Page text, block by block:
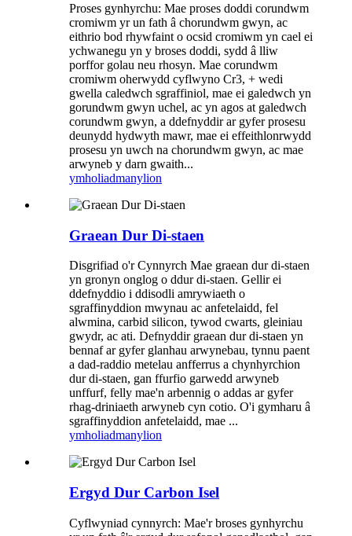
Proses gynhyrchu: Mae proses doddi corundwm
cromiwm yr un fath â chorundwm gwyn, ac
eithrio bod rhywfaint o ocsid cromiwm yn cael ei
ychwanegu yn y broses doddi, sydd â lliw
porffor golau neu rhosyn. Mae corundwm
cromiwm oherwydd cyflwyno Cr3, + wedi
gwella caledwch sgraffiniol, mae ei galedwch yn
gorundwm gwyn uchel, ac yn agos at galedwch
corundwm gwyn, a ddefnyddir ar gyfer prosesu
deunydd hydwyth mawr, mae ei effeithlonrwydd
prosesu yn uwch na chorundwm gwyn, ac mae
arwyneb y darn gwaith...
ymholiadmanylion
Graean Dur Di-staen
Disgrifiad o'r Cynnyrch Mae graean dur di-staen
yn gronyn onglog o ddur di-staen. Gellir ei
ddefnyddio i ddisodli amrywiaeth o
sgraffinyddion mwynau ac anfetelaidd, fel
alwmina, carbid silicon, tywod cwarts, gleiniau
gwydr, ac ati. Defnyddir graean dur di-staen yn
bennaf ar gyfer glanhau arwynebau, tynnu paent
a dad-raddio metelau anfferrus a chynhyrchion
dur di-staen, gan ffurfio garwedd arwyneb
unffurf, felly mae'n arbennig o addas ar gyfer
rhag-driniaeth arwyneb cyn cotio. O'i gymharu â
sgraffinyddion anfetelaidd, mae ...
ymholiadmanylion
Ergyd Dur Carbon Isel
Cyflwyniad cynnyrch: Mae'r broses gynhyrchu